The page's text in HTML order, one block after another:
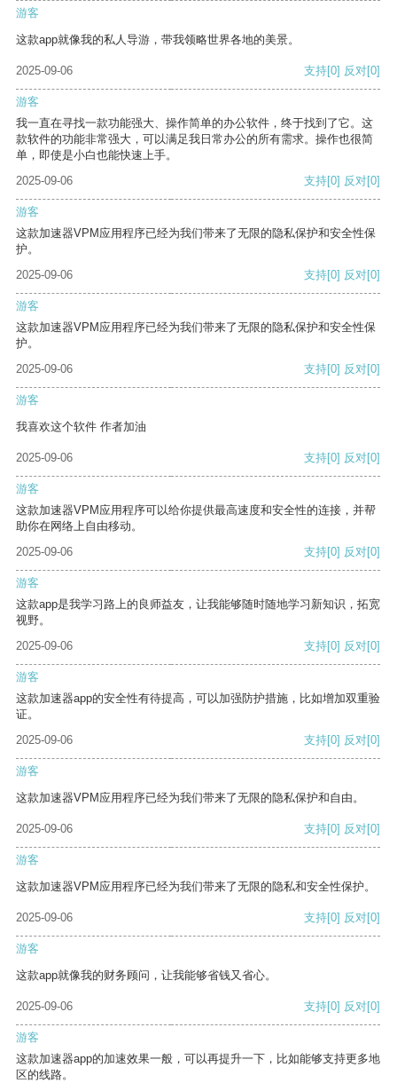
游客
这款app就像我的私人导游，带我领略世界各地的美景。
2025-09-06 支持[0] 反对[0]
游客
我一直在寻找一款功能强大、操作简单的办公软件，终于找到了它。这
款软件的功能非常强大，可以满足我日常办公的所有需求。操作也很简
单，即使是小白也能快速上手。
2025-09-06
支持[0] 反对[0]
游客
这款加速器VPM应用程序已经为我们带来了无限的隐私保护和安全性保
护。
2025-09-06
支持[0] 反对[0]
游客
这款加速器VPM应用程序已经为我们带来了无限的隐私保护和安全性保
护。
2025-09-06
支持[0] 反对[0]
游客
我喜欢这个软件 作者加油
2025-09-06 支持[0] 反对[0]
游客
这款加速器VPM应用程序可以给你提供最高速度和安全性的连接，并帮
助你在网络上自由移动。
2025-09-06
支持[0] 反对[0]
游客
这款app是我学习路上的良师益友，让我能够随时随地学习新知识，拓宽
视野。
2025-09-06
支持[0] 反对[0]
游客
这款加速器app的安全性有待提高，可以加强防护措施，比如增加双重验
证。
2025-09-06
支持[0] 反对[0]
游客
这款加速器VPM应用程序已经为我们带来了无限的隐私保护和自由。
2025-09-06 支持[0] 反对[0]
游客
这款加速器VPM应用程序已经为我们带来了无限的隐私和安全性保护。
2025-09-06 支持[0] 反对[0]
游客
这款app就像我的财务顾问，让我能够省钱又省心。
2025-09-06 支持[0] 反对[0]
游客
这款加速器app的加速效果一般，可以再提升一下，比如能够支持更多地
区的线路。